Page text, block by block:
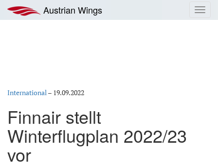
Inhalt
springen
Austrian Wings
International– 19.09.2022
Finnair stellt
Winterflugplan 2022/23
vor